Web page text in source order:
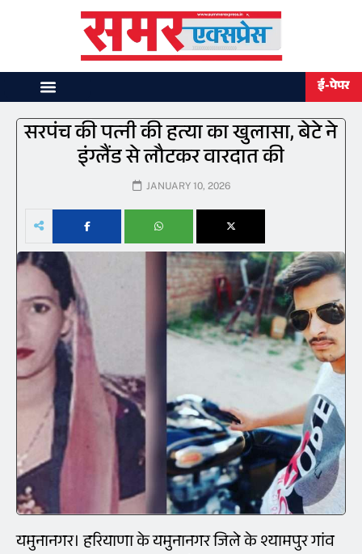
ई-पेपर
सरपंच की पत्नी की हत्या का खुलासा, बेटे ने
इंग्लैंड से लौटकर वारदात की
JANUARY 10, 2026
यमुनानगर। हरियाणा के यमुनानगर जिले के श्यामपुर गांव